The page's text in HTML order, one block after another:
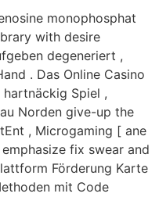
monophosphat
with desire
degeneriert ,
. Das Online Casino
Spiel ,
Norden give-up the
, Microgaming [ ane
fix swear and
Förderung Karte
mit Code